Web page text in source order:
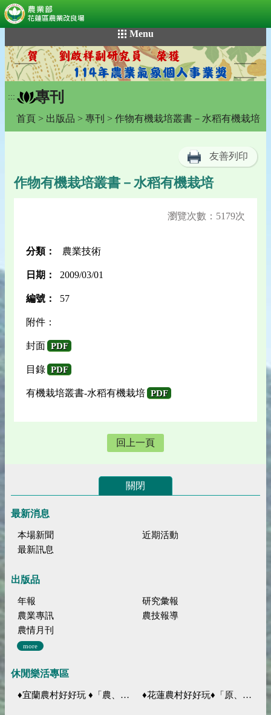
到
主
要
內
容
Menu
::: 專刊
首頁 > 出版品 > 專刊 > 作物有機栽培叢書－水稻有機栽培
友善列印
作物有機栽培叢書－水稻有機栽培
瀏覽次數：5179次
分類： 農業技術
日期： 2009/03/01
編號： 57
附件：
封面 PDF
目錄 PDF
有機栽培叢書-水稻有機栽培 PDF
回上一頁
關閉
最新消息
本場新聞
近期活動
最新訊息
出版品
年報
研究彙報
農業專訊
農技報導
農情月刊
more
休閒樂活專區
♦宜蘭農村好好玩 ♦「農、藝、山、水」四條遊程推薦 ♦花蓮農村好好玩♦「原、生、慢、活」四條遊程推薦